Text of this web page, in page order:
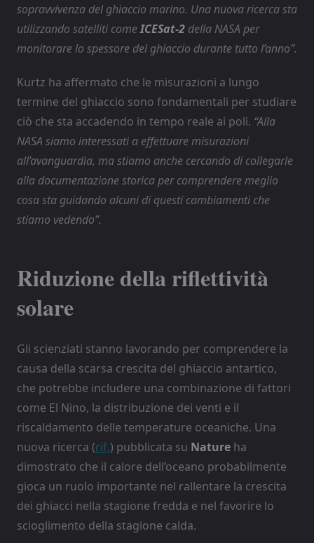
sopravvivenza del ghiaccio marino. Una nuova ricerca sta
utilizzando satelliti comeICESat-2 della NASA per
monitorare lo spessore del ghiaccio durante tutto l’anno”.
Kurtz ha affermato che le misurazioni a lungo
termine del ghiaccio sono fondamentali per studiare
ciò che sta accadendo in tempo reale ai poli. “Alla
NASA siamo interessati a effettuare misurazioni
all’avanguardia, ma stiamo anche cercando di collegarle
alla documentazione storica per comprendere meglio
cosa sta guidando alcuni di questi cambiamenti che
stiamo vedendo”.
Riduzione della riflettività
solare
Gli scienziati stanno lavorando per comprendere la
causa della scarsa crescita del ghiaccio antartico,
che potrebbe includere una combinazione di fattori
come El Nino, la distribuzione dei venti e il
riscaldamento delle temperature oceaniche. Una
nuova ricerca (rif.) pubblicata su Nature ha
dimostrato che il calore dell’oceano probabilmente
gioca un ruolo importante nel rallentare la crescita
dei ghiacci nella stagione fredda e nel favorire lo
scioglimento della stagione calda.